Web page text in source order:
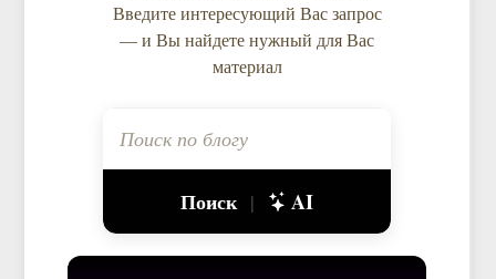
Введите интересующий Вас запрос
— и Вы найдете нужный для Вас
материал
Поиск | AI